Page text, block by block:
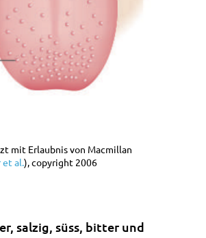
mit Erlaubnis von Macmillan
et al.), copyright 2006
salzig, süss, bitter und